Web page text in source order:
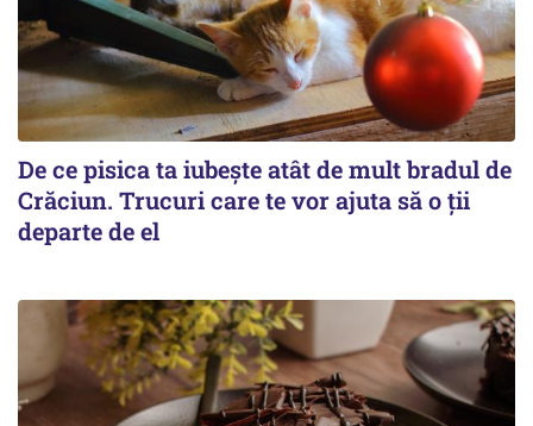
De ce pisica ta iubește atât de mult bradul de
Crăciun. Trucuri care te vor ajuta să o ții
departe de el